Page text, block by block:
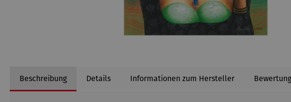
Beschreibung Details Informationen zum Hersteller